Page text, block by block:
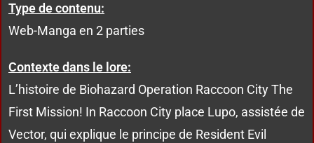
Type de contenu:
Web-Manga en 2 parties
Contexte dans le lore:
L’histoire de Biohazard Operation Raccoon City The
First Mission! In Raccoon City place Lupo, assistée de
Vector, qui explique le principe de Resident Evil